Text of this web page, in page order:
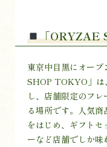
「ORYZAE
東京中目黒にオー
SHOP TOKYO」は
し、店舗限定のフ
る場所です。人気
をはじめ、ギフト
ーなど店舗でしか味